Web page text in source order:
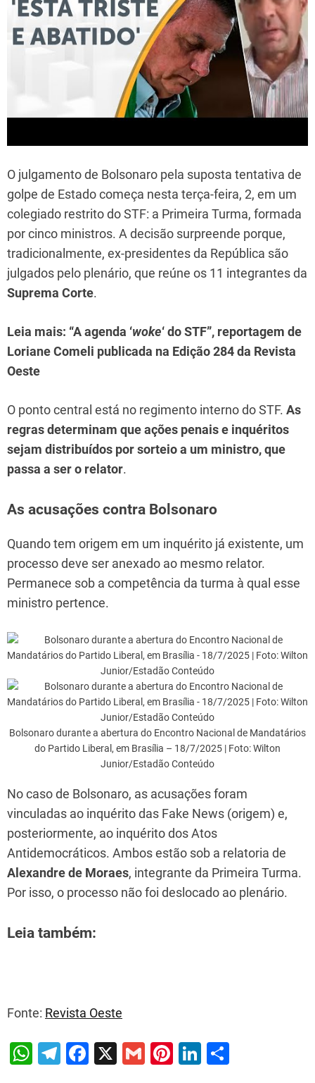
O julgamento de Bolsonaro pela suposta tentativa de
golpe de Estado começa nesta terça-feira, 2, em um
colegiado restrito do STF: a Primeira Turma, formada
por cinco ministros. A decisão surpreende porque,
tradicionalmente, ex-presidentes da República são
julgados pelo plenário, que reúne os 11 integrantes da
Suprema Corte.
Leia mais: “A agenda ‘woke‘ do STF”, reportagem de
Loriane Comeli publicada na Edição 284 da Revista
Oeste
O ponto central está no regimento interno do STF. As
regras determinam que ações penais e inquéritos
sejam distribuídos por sorteio a um ministro, que
passa a ser o relator.
As acusações contra Bolsonaro
Quando tem origem em um inquérito já existente, um
processo deve ser anexado ao mesmo relator.
Permanece sob a competência da turma à qual esse
ministro pertence.
Bolsonaro durante a abertura do Encontro Nacional de Mandatários
do Partido Liberal, em Brasília – 18/7/2025 | Foto: Wilton
Junior/Estadão Conteúdo
No caso de Bolsonaro, as acusações foram
vinculadas ao inquérito das Fake News (origem) e,
posteriormente, ao inquérito dos Atos
Antidemocráticos. Ambos estão sob a relatoria de
Alexandre de Moraes, integrante da Primeira Turma.
Por isso, o processo não foi deslocado ao plenário.
Leia também:
Fonte: Revista Oeste
W T
F
X
G
Pi Li